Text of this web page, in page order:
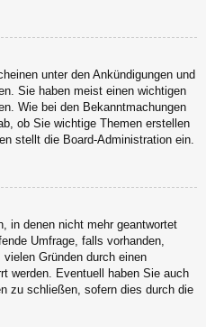
unter den Ankündigungen und
Sie haben meist einen wichtigen
Wie bei den Bekanntmachungen
ob Sie wichtige Themen erstellen
stellt die Board-Administration ein.
in denen nicht mehr geantwortet
Umfrage, falls vorhanden,
Gründen durch einen
werden. Eventuell haben Sie auch
zu schließen, sofern dies durch die